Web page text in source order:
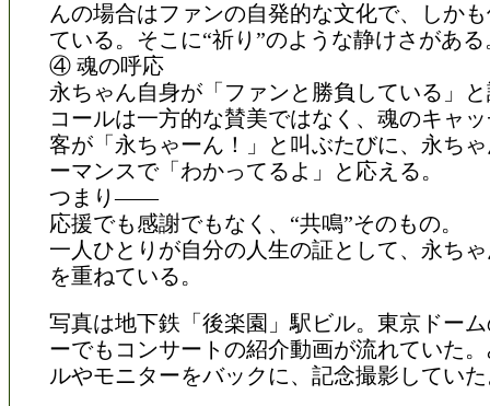
んの場合はファンの自発的な文化で、しか
ている。そこに“祈り”のような静けさがある
④ 魂の呼応
永ちゃん自身が「ファンと勝負している」
コールは一方的な賛美ではなく、魂のキャ
客が「永ちゃーん！」と叫ぶたびに、永ち
ーマンスで「わかってるよ」と応える。
つまり――
応援でも感謝でもなく、“共鳴”そのもの。
一人ひとりが自分の人生の証として、永ち
を重ねている。
写真は地下鉄「後楽園」駅ビル。東京ドー
ーでもコンサートの紹介動画が流れていた
ルやモニターをバックに、記念撮影してい